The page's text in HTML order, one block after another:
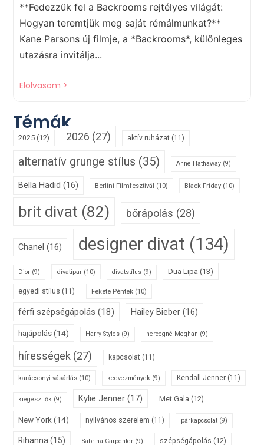
**Fedezzük fel a Backrooms rejtélyes világát:
Hogyan teremtjük meg saját rémálmunkat?**
Kane Parsons új filmje, a *Backrooms*, különleges
utazásra invitálja...
Elolvasom >
Témák
2025 (12) 2026 (27) aktív ruházat (11)
alternatív grunge stílus (35) Anne Hathaway (9)
Bella Hadid (16) Berlini Filmfesztivál (10) Black Friday (10)
brit divat (82) bőrápolás (28)
Chanel (16) designer divat (134)
Dior (9) divatipar (10) divatstílus (9) Dua Lipa (13)
egyedi stílus (11) Fekete Péntek (10)
férfi szépségápolás (18) Hailey Bieber (16)
hajápolás(14) Harry Styles (9) hercegné Meghan (9)
hírességek (27) kapcsolat (11)
karácsonyi vásárlás (10) kedvezmények (9) Kendall Jenner (11)
kiegészítők (9) Kylie Jenner (17) Met Gala (12)
New York (14) nyilvános szerelem (11) párkapcsolat (9)
Rihanna (15) Sabrina Carpenter (9) szépségápolás (12)